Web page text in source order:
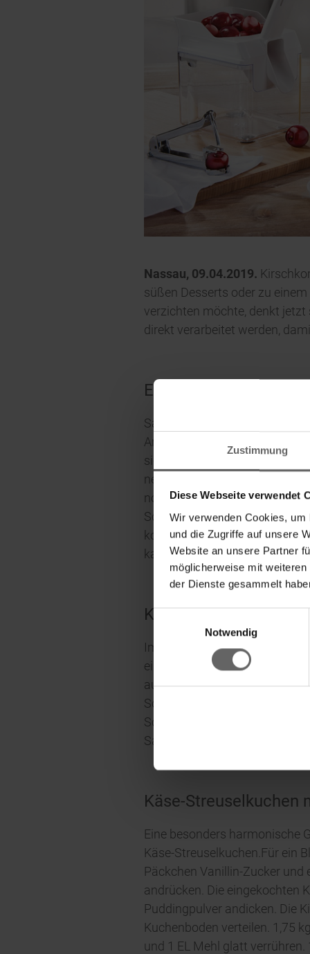
Zustimmung
Diese Webseite verwendet
Wir verwenden Cookies,
und die Zugriffe auf unsere
Website an unsere Partner
möglicherweise mit
der Dienste gesammelt
Notwendig
Nassau, 09.04.2019.
süßen Desserts oder zu
verzichten möchte, denkt
direkt verarbeitet werden,
Einkochen: So einfach
Sauerkirschen eignen sich am
Arbeit erleichtert ein
sich viel Zeit und mühsames
nebenbei einen Liter Wasser
noch heiße Zuckerlösung
Schluss einen Topf mit
kochen und dann langsam
kann sie wunderbar kalt oder
Kirschkompott:
Im Herbst und Winter kommt
eingekochten Kirschen zum
auf. Die Früchte im Saft bei
Schluss das Kirschkompott
Schokoladenkuchen mit
Sauerkirschen das ganze Jahr
Käse-Streuselkuchen
Eine besonders harmonische
Käse-Streuselkuchen.Für ein
Päckchen Vanillin-Zucker und
andrücken. Die eingekochten
Puddingpulver andicken. Die
Kuchenboden verteilen. 1,75
und 1 EL Mehl glatt